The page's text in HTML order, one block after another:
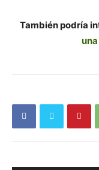
También podría